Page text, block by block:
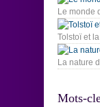
Le monde
Tolstoï et
La nature
Mots-